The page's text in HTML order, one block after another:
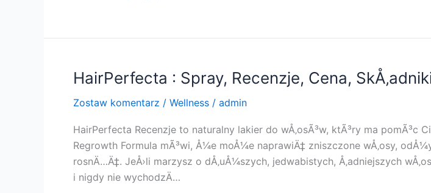
kapsuÅ‚ki,
Opinie,
SkÅ‚ad,
Gdzie
!!
HairPerfecta : Spray, Recenzje, Cena,
Zostaw komentarz / Wellness / admin
HairPerfecta Recenzje to naturalny lakier do wÅ‚osÃ³w, ktÃ³ry ma
Regrowth Formula mÃ³wi, Å¼e moÅ¼e naprawiÄ‡ zniszczone wÅ‚osy,
rosnÄ…Ä‡. JeÅ›li marzysz o dÅ‚uÅ¼szych, jedwabistych, Å‚adniejszych
i nigdy nie wychodzÄ…